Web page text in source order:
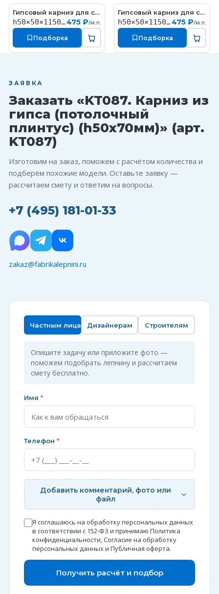
KT305-SГипсовый карниз для скрытой подсветки (h50x50мм)
h50×50×1150мм475 ₽/м.п.
Подборка
KT300-SГипсовый карниз для скрытой подсветки (h50x50мм)
h50×50×1150мм475 ₽/м.п.
Подборка
ЗАЯВКА
Заказать «KT087. Карниз из
гипса (потолочный
плинтус) (h50x70мм)» (арт.
KT087)
Изготовим на заказ, поможем с расчётом количества и
подберём похожие модели. Оставьте заявку —
рассчитаем смету и ответим на вопросы.
+7 (495) 181-01-33
zakaz@fabrikalepnini.ru
Частным лицам Дизайнерам Строителям
Опишите задачу или приложите фото —
поможем подобрать лепнину и рассчитаем
смету бесплатно.
Имя *
Телефон *
Добавить комментарий, фото или
файл
Я соглашаюсь на обработку персональных данных
в соответствии с 152-ФЗ и принимаю Политика
конфиденциальности,Согласие на обработку
персональных данныхи Публичная оферта.
Получить расчёт и подбор